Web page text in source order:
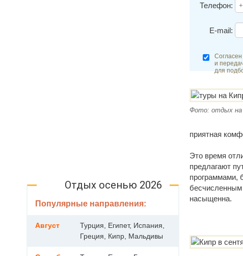
Телефон:
E-mail:
Согласен
и
для
Фото: отдых на
приятная
Это время
предлагают
программами,
бесчисленным
насыщенна.
Отдых осенью 2026
Популярные направления:
Август
Турция, Египет, Испания,
Греция, Кипр, Мальдивы